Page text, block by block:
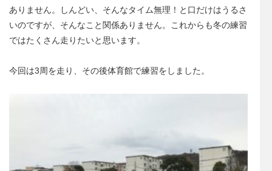
ありません。しんどい、そんなタイム無理！と口だけはうるさ
いのですが、そんなこと関係ありません。これからも冬の練習
ではたくさん走りたいと思います。
今回は3周を走り、その後体育館で練習をしました。